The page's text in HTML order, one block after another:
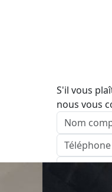
S'il vous
nous vous